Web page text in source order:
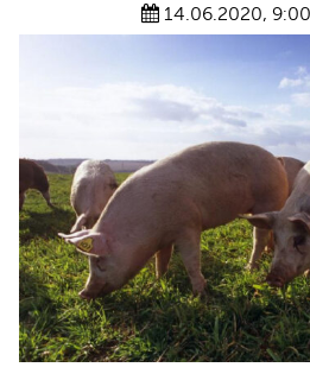
14.06.2020, 9:00